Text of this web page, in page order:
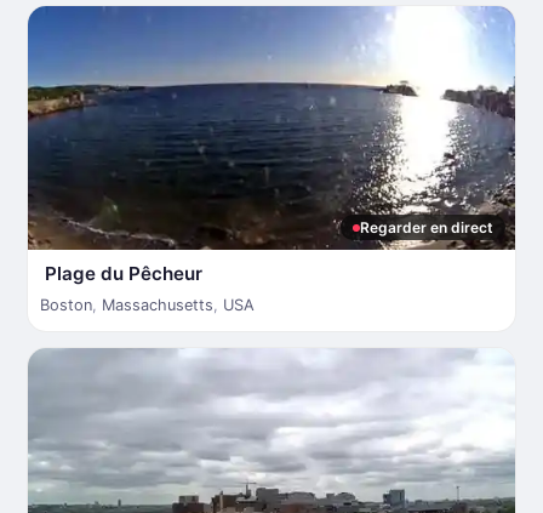
Regarder en direct
Plage du Pêcheur
Boston, Massachusetts, USA